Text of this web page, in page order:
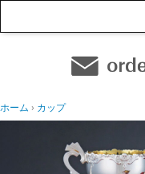
ホーム カップ